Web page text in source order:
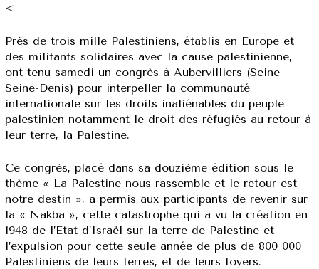
<
Près de trois mille Palestiniens, établis en Europe et
des militants solidaires avec la cause palestinienne,
ont tenu samedi un congrès à Aubervilliers (Seine-
Seine-Denis) pour interpeller la communauté
internationale sur les droits inaliénables du peuple
palestinien notamment le droit des réfugiés au retour à
leur terre, la Palestine.
Ce congrès, placé dans sa douzième édition sous le
thème « La Palestine nous rassemble et le retour est
notre destin », a permis aux participants de revenir sur
la « Nakba », cette catastrophe qui a vu la création en
1948 de l’Etat d’Israël sur la terre de Palestine et
l’expulsion pour cette seule année de plus de 800 000
Palestiniens de leurs terres, et de leurs foyers.